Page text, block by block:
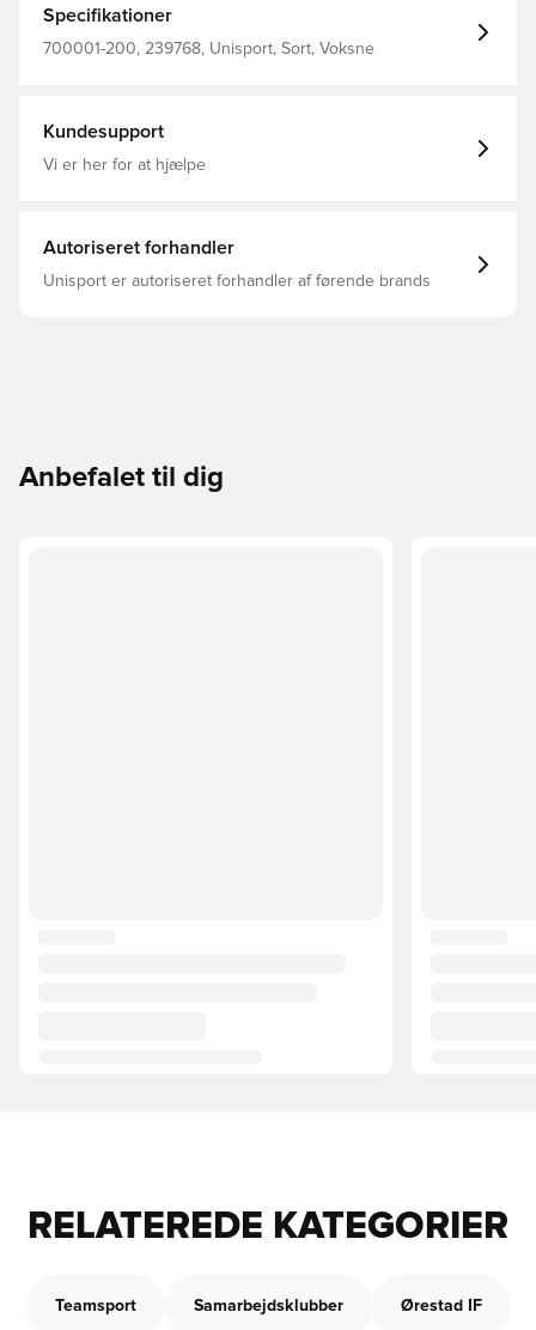
gør at du sikkert og effektivt kan ses i mørket Designet
med stilfuldt Unisport-logo på ydersiden Fremstillet i 85%
polyester og 15% elastan.
Specifikationer
700001-200, 239768, Unisport, Sort, Voksne
Kundesupport
Vi er her for at hjælpe
Autoriseret forhandler
Unisport er autoriseret forhandler af førende brands
Anbefalet til dig
RELATEREDE KATEGORIER
Teamsport Samarbejdsklubber Ørestad IF